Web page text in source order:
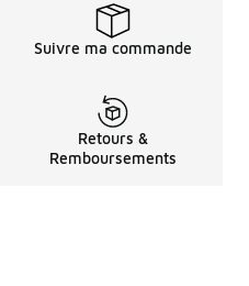
Suivre ma commande
Retours &
Remboursements